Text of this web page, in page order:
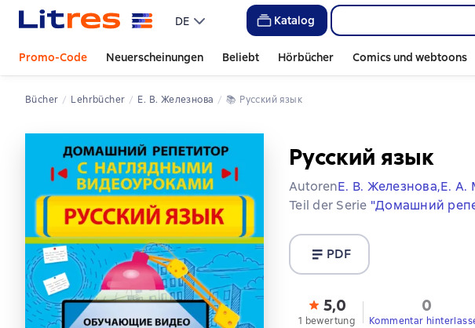
DE Katalog
Promo-Code Neuerscheinungen Beliebt Hörbücher Comics und webtoons
Bücher Lehrbücher Е. В. Железнова 📚 Русский язык
Русский язык
AutorenЕ. В. Железнова,Е. А.
Teil der Serie "Домашний
PDF
5,0
1 bewertung
0
Kommentar